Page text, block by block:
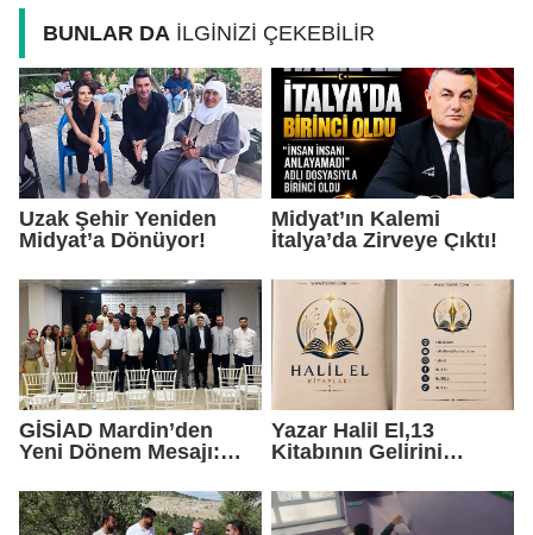
BUNLAR DA İLGİNİZİ ÇEKEBİLİR
Uzak Şehir Yeniden
Midyat’a Dönüyor!
Midyat’ın Kalemi
İtalya’da Zirveye Çıktı!
GİSİAD Mardin’den
Yeni Dönem Mesajı:
Daha Çok Üretim
Yazar Halil El,13
Kitabının Gelirini